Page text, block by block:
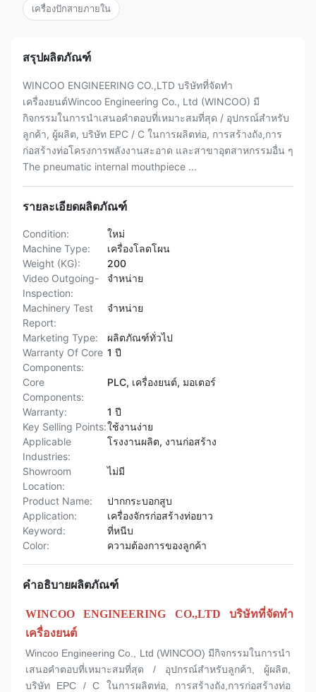
เครื่องปักสายภายใน
สรุปผลิตภัณฑ์
WINCOO ENGINEERING CO.,LTD บริษัทที่จัดทํา
เครื่องยนต์Wincoo Engineering Co., Ltd (WINCOO) มี
กิจกรรมในการนําเสนอคําตอบที่เหมาะสมที่สุด / อุปกรณ์สําหรับ
ลูกค้า, ผู้ผลิต, บริษัท EPC / C ในการผลิตท่อ, การสร้างถัง,การ
ก่อสร้างท่อโครงการพลังงานสะอาด และสาขาอุตสาหกรรมอื่น ๆ
The pneumatic internal mouthpiece ...
รายละเอียดผลิตภัณฑ์
Condition:
ใหม่
Machine Type:
เครื่องโลดโผน
Weight (KG):
200
Video Outgoing-
Inspection:
จําหน่าย
Machinery Test
Report:
จําหน่าย
Marketing Type:
ผลิตภัณฑ์ทั่วไป
Warranty Of Core
Components:
1 ปี
Core
Components:
PLC, เครื่องยนต์, มอเตอร์
Warranty:
1 ปี
Key Selling Points:ใช้งานง่าย
Applicable
Industries:
โรงงานผลิต, งานก่อสร้าง
Showroom
Location:
ไม่มี
Product Name:
ปากกระบอกสูบ
Application:
เครื่องจักรก่อสร้างท่อยาว
Keyword:
ที่หนีบ
Color:
ความต้องการของลูกค้า
คำอธิบายผลิตภัณฑ์
WINCOO ENGINEERING CO.,LTD บริษัทที่จัดทํา
เครื่องยนต์
Wincoo Engineering Co., Ltd (WINCOO) มีกิจกรรมในการนํา
เสนอคําตอบที่เหมาะสมที่สุด / อุปกรณ์สําหรับลูกค้า, ผู้ผลิต,
บริษัท EPC / C ในการผลิตท่อ, การสร้างถัง,การก่อสร้างท่อ